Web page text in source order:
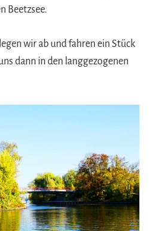
Beetzsee.
wir ab und fahren ein Stück
dann in den langgezogenen